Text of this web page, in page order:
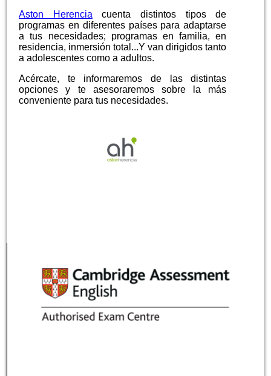
Aston Herencia cuenta distintos tipos de
programas en diferentes países para adaptarse
a tus necesidades; programas en familia, en
residencia, inmersión total...Y van dirigidos tanto
a adolescentes como a adultos.
Acércate, te informaremos de las distintas
opciones y te asesoraremos sobre la más
conveniente para tus necesidades.